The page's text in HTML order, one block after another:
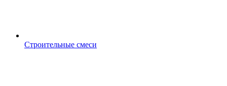
Строительные смеси